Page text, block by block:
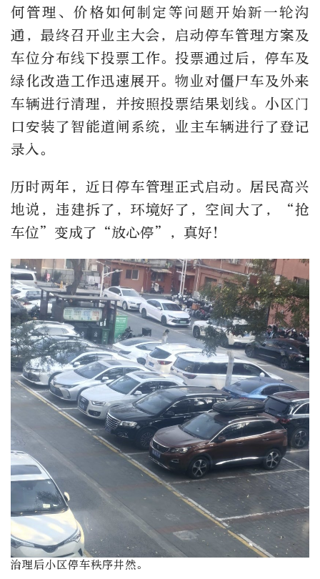
何管理、价格如何制定等问题开始新一轮沟
通，最终召开业主大会，启动停车管理方案及
车位分布线下投票工作。投票通过后，停车及
绿化改造工作迅速展开。物业对僵尸车及外来
车辆进行清理，并按照投票结果划线。小区门
口安装了智能道闸系统，业主车辆进行了登记
录入。
历时两年，近日停车管理正式启动。居民高兴
地说，违建拆了，环境好了，空间大了，“抢
车位”变成了“放心停”，真好！
治理后小区停车秩序井然。